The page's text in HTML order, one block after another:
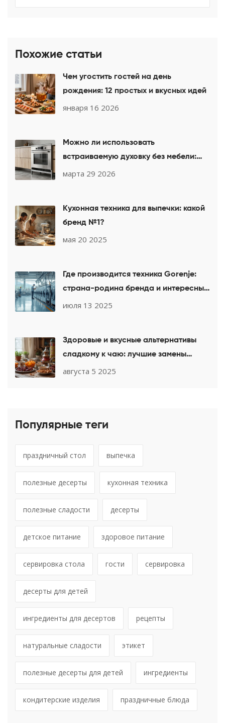
Похожие статьи
Чем угостить гостей на день
рождения: 12 простых и вкусных идей
января 16 2026
Можно ли использовать
встраиваемую духовку без мебели:
нюансы монтажа и безопасности
марта 29 2026
Кухонная техника для выпечки: какой
бренд №1?
мая 20 2025
Где производится техника Gorenje:
страна-родина бренда и интересные
факты
июля 13 2025
Здоровые и вкусные альтернативы
сладкому к чаю: лучшие замены
десертов
августа 5 2025
Популярные теги
праздничный стол выпечка
полезные десерты кухонная техника
полезные сладости десерты
детское питание здоровое питание
сервировка стола гости сервировка
десерты для детей
ингредиенты для десертов рецепты
натуральные сладости этикет
полезные десерты для детей ингредиенты
кондитерские изделия праздничные блюда